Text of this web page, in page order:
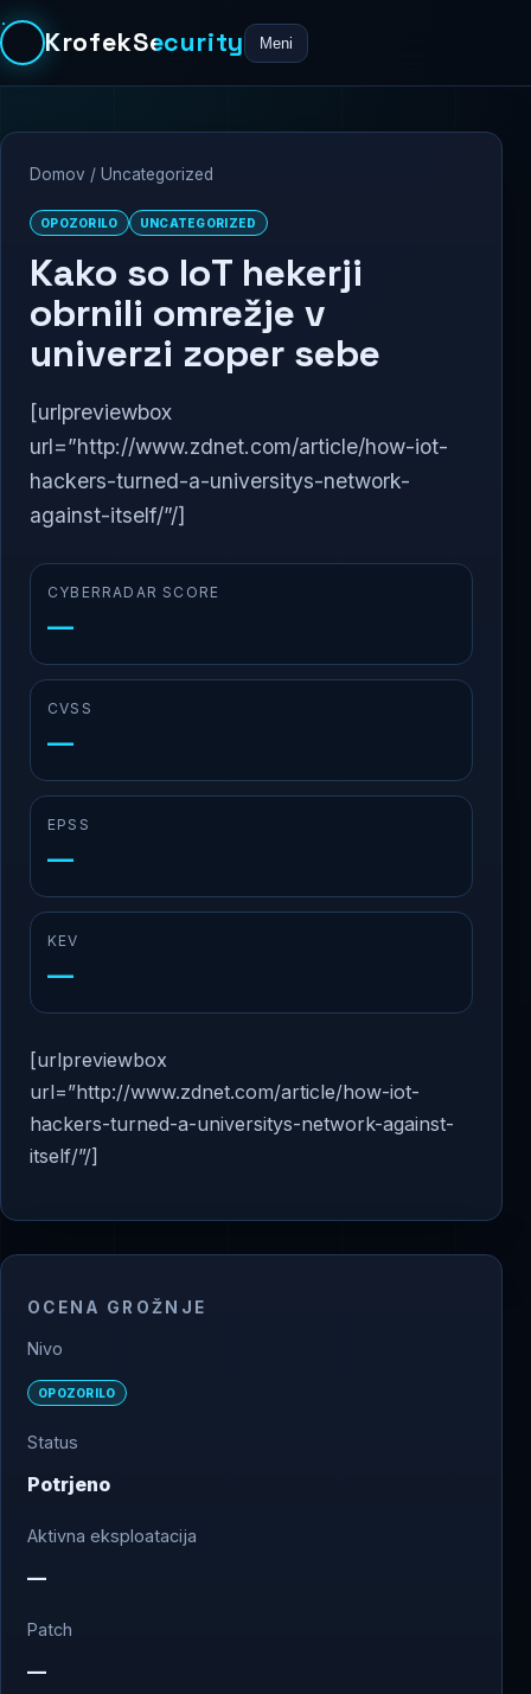
KrofekSecurity Meni
Domov / Uncategorized
OPOZORILO UNCATEGORIZED
Kako so IoT hekerji
obrnili omrežje v
univerzi zoper sebe
[urlpreviewbox
url=”http://www.zdnet.com/article/how-iot-
hackers-turned-a-universitys-network-
against-itself/”/]
CYBERRADAR SCORE
—
CVSS
—
EPSS
—
KEV
—
[urlpreviewbox
url=”http://www.zdnet.com/article/how-iot-
hackers-turned-a-universitys-network-against-
itself/”/]
OCENA GROŽNJE
Nivo
OPOZORILO
Status
Potrjeno
Aktivna eksploatacija
—
Patch
—